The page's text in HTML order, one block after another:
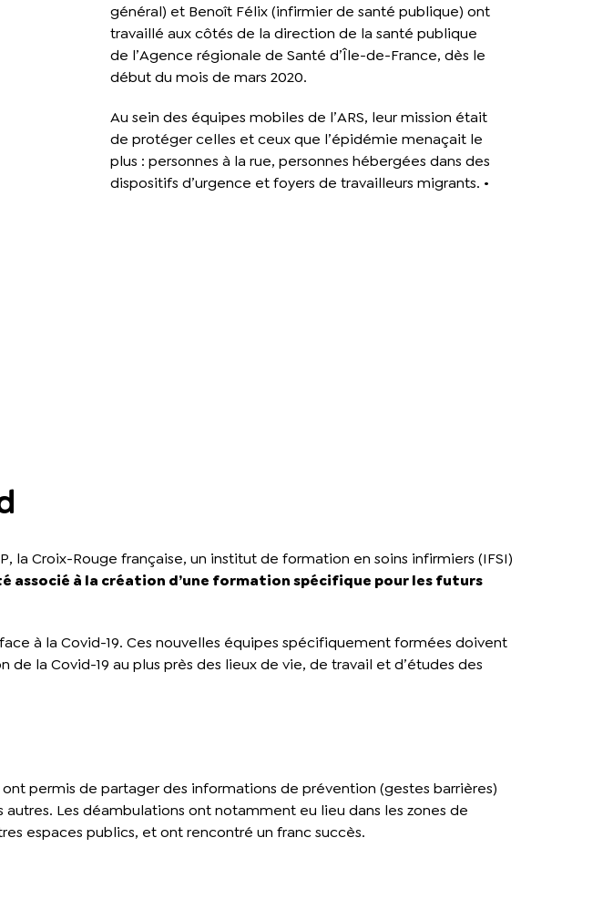
général) et Benoît Félix (infirmier de santé publique) ont
travaillé aux côtés de la direction de la santé publique
de l’Agence régionale de Santé d’Île-de-France, dès le
début du mois de mars 2020.
Au sein des équipes mobiles de l’ARS, leur mission était
de protéger celles et ceux que l’épidémie menaçait le
plus : personnes à la rue, personnes hébergées dans des
dispositifs d’urgence et foyers de travailleurs migrants. •
la Croix-Rouge française, un institut de formation en soins infirmiers (IFSI)
associé à la création d’une formation spécifique pour les futurs
à la Covid-19. Ces nouvelles équipes spécifiquement formées doivent
la Covid-19 au plus près des lieux de vie, de travail et d’études des
permis de partager des informations de prévention (gestes barrières)
Les déambulations ont notamment eu lieu dans les zones de
espaces publics, et ont rencontré un franc succès.